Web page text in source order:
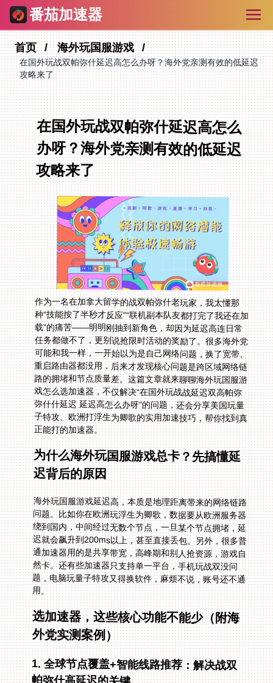
番茄加速器
首页 海外玩国服游戏
在国外玩战双帕弥什延迟高怎么办呀？海外党亲测有效的低延迟
攻略来了
在国外玩战双帕弥什延迟高怎么
办呀？海外党亲测有效的低延迟
攻略来了
作为一名在加拿大留学的战双帕弥什老玩家，我太懂那
种“技能按了半秒才反应”“联机副本队友都打完了我还在加
载”的痛苦——明明刚抽到新角色，却因为延迟高连日常
任务都做不了，更别说抢限时活动的奖励了。很多海外党
可能和我一样，一开始以为是自己网络问题，换了宽带、
重启路由器都没用，后来才发现核心问题是跨区域网络链
路的拥堵和节点质量差。这篇文章就来聊聊海外玩国服游
戏怎么选加速器，不仅解决“在国外玩战战延迟双高帕弥
弥什什延迟 延迟高怎么办呀”的问题，还会分享美国玩量
子特攻、欧洲打浮生为卿歌的实用加速技巧，帮你找到真
正能打的加速器。
为什么海外玩国服游戏总卡？先搞懂延
迟背后的原因
海外玩国服游戏延迟高，本质是地理距离带来的网络链路
问题。比如你在欧洲玩浮生为卿歌，数据要从欧洲服务器
绕到国内，中间经过无数个节点，一旦某个节点拥堵，延
迟就会飙升到200ms以上，甚至直接丢包。另外，很多普
通加速器用的是共享带宽，高峰期和别人抢资源，游戏自
然卡。还有些加速器只支持单一平台，手机玩战双没问
题，电脑玩量子特攻又得换软件，麻烦不说，账号还不通
用。
选加速器，这些核心功能不能少（附海
外党实测案例）
1. 全球节点覆盖+智能线路推荐：解决战双